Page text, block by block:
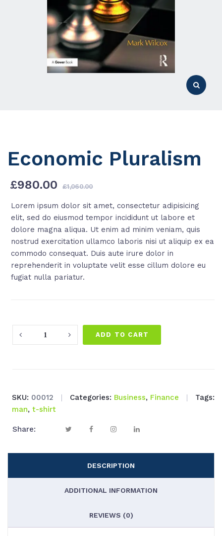
Economic Pluralism
£1,060.00
Original
was:
£1,060.00.
£980.00
Current
is:
£980.00.
Lorem ipsum dolor sit amet, consectetur adipisicing
elit, sed do eiusmod tempor incididunt ut labore et
dolore magna aliqua. Ut enim ad minim veniam, quis
nostrud exercitation ullamco laboris nisi ut aliquip ex ea
commodo consequat. Duis aute irure dolor in
reprehenderit in voluptate velit esse cillum dolore eu
fugiat nulla pariatur.
ADD TO CART
SKU: 00012 Categories: Business, Finance
Tags:
man, t-shirt
Share:
DESCRIPTION
ADDITIONAL INFORMATION
REVIEWS (0)